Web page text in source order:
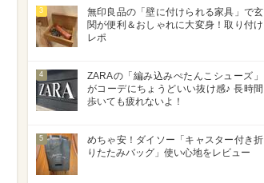
3
無印良品の「壁に付けられる家具」で玄
関が便利＆おしゃれに大変身！取り付け
レポ
4
ZARAの「編み込みぺたんこシューズ」
がコーデにちょうどいい抜け感♪ 長時間
歩いても疲れないよ！
5
めちゃ安！ダイソー「キャスター付き折
りたたみバッグ」使い心地をレビュー